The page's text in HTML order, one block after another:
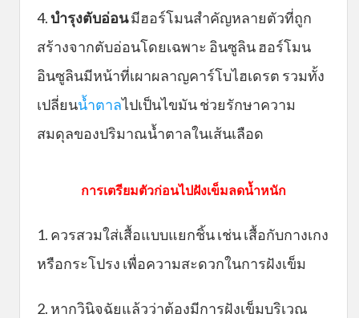
4.บำรุงตับอ่อนมีฮอร์โมนสำคัญหลายตัวที่ถูก
สร้างจากตับอ่อนโดยเฉพาะ อินซูลิน ฮอร์โมน
อินซูลินมีหน้าที่เผาผลาญคาร์โบไฮเดรต รวมทั้ง
เปลี่ยนน้ำตาลไปเป็นไขมัน ช่วยรักษาความ
สมดุลของปริมาณน้ำตาลในเส้นเลือด
การเตรียมตัวก่อนไปฝังเข็มลดน้ำหนัก
1. ควรสวมใส่เสื้อแบบแยกชิ้น เช่น เสื้อกับกางเกง
หรือกระโปรง เพื่อความสะดวกในการฝังเข็ม
2. หากวินิจฉัยแล้วว่าต้องมีการฝังเข็มบริเวณ